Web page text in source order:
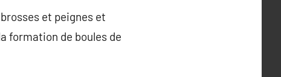
et peignes et
formation de boules de